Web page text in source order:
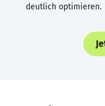
deutlich optimieren.